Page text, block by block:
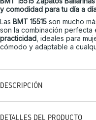
y comodidad para tu día a
Las BMT 15515 son mucho
son la combinación perfecta
practicidad , ideales para
cómodo y adaptable a
DESCRIPCIÓN
DETALLES DEL PRODUCTO